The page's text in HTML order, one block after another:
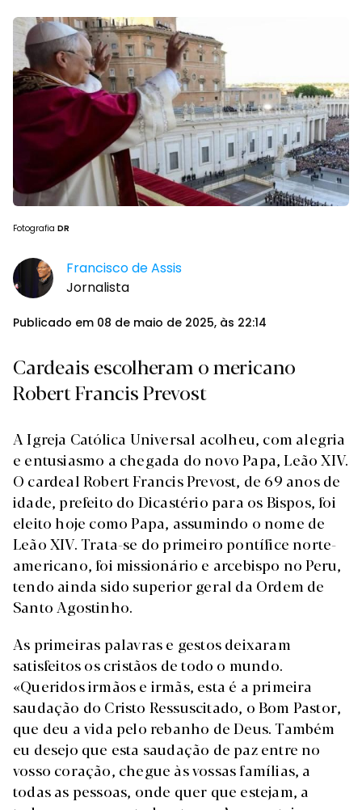
Fotografia DR
Francisco de Assis
Jornalista
Publicado em 08 de maio de 2025, às 22:14
Cardeais escolheram o mericano
Robert Francis Prevost
A Igreja Católica Universal acolheu, com alegria
e entusiasmo a chegada do novo Papa, Leão XIV.
O cardeal Robert Francis Prevost, de 69 anos de
idade, prefeito do Dicastério para os Bispos, foi
eleito hoje como Papa, assumindo o nome de
Leão XIV. Trata-se do primeiro pontífice norte-
americano, foi missionário e arcebispo no Peru,
tendo ainda sido superior geral da Ordem de
Santo Agostinho.
As primeiras palavras e gestos deixaram
satisfeitos os cristãos de todo o mundo.
«Queridos irmãos e irmãs, esta é a primeira
saudação do Cristo Ressuscitado, o Bom Pastor,
que deu a vida pelo rebanho de Deus. Também
eu desejo que esta saudação de paz entre no
vosso coração, chegue às vossas famílias, a
todas as pessoas, onde quer que estejam, a